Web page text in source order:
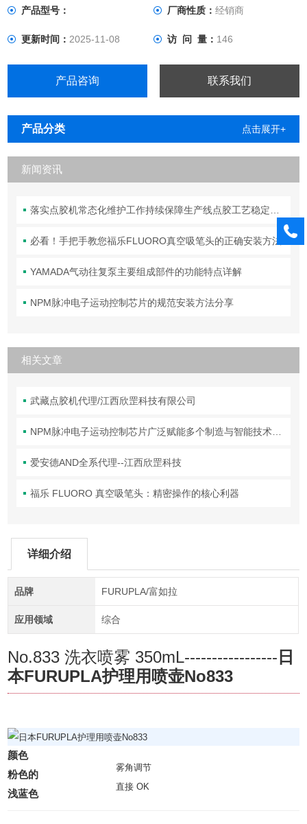
垢。●由于可以喷射热水，因此可以舒适地清洗。●一次可喷出
产品型号： 厂商性质： 经销商
更新时间：2025-11-08 访 问 量： 146
产品咨询 联系我们
产品分类 点击展开+
新闻资讯
落实点胶机常态化维护工作持续保障生产线点胶工艺稳定合规
必看！手把手教您福乐FLUORO真空吸笔头的正确安装方法
YAMADA气动往复泵主要组成部件的功能特点详解
NPM脉冲电子运动控制芯片的规范安装方法分享
相关文章
武藏点胶机代理/江西欣罡科技有限公司
NPM脉冲电子运动控制芯片广泛赋能多个制造与智能技术领域
爱安德AND全系代理--江西欣罡科技
福乐 FLUORO 真空吸笔头：精密操作的核心利器
详细介绍
品牌 FURUPLA/富如拉
应用领域 综合
No.833 洗衣喷雾 350mL----------------- 日
本FURUPLA护理用喷壶No833
颜色
粉色的
浅蓝色
雾角调节
直接 OK